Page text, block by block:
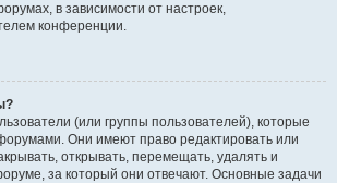
в зависимости от настроек,
конференции.
(или группы пользователей), которые
Они имеют право редактировать или
открывать, перемещать, удалять и
за который они отвечают. Основные задачи